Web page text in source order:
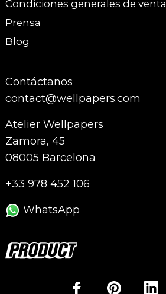
Condiciones generales de venta
Prensa
Blog
Contáctanos
contact@wellpapers.com
Atelier Wellpapers
Zamora, 45
08005 Barcelona
+33 978 452 106
WhatsApp